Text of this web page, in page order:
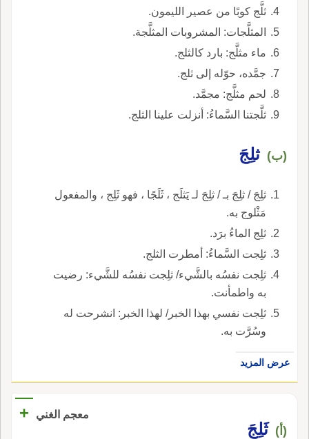
ثلَّج كوبًا من عصير الليمون.
المثلَّجات: المشروبات المثلَّجة.
ماء مثلَّج: بارد كالثلج.
جمَّده، حوّله إلى ثلج.
لحم مثلَّج: مجمَّد.
ثلَّجتنا السَّماءُ: أنزلت علينا الثلج.
(ب) ثلِجَ
ثلِجَ / ثلِجَ بـ / ثلِجَ لـ يَثلَج ، ثَلَجًا ، فهو ثَلِج ، والمفعول
مَثْلوج به.
ثلِج الماءُ برَد.
ثلِجت السَّماءُ: أمطرت الثلج.
ثلِجت نفسُه بالشَّيء/ ثلِجت نفسُه للشَّيء: رضيت
به واطمأنت.
ثلِجت نفسي بهذا الخبر/ لهذا الخبر: انشرحت له
وسُرَّت به.
عرض المزيد
معجم الغني +
(أ) ثَلِجَ